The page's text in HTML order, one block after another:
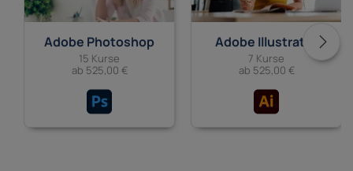
Adobe Photoshop
15 Kurse
ab 525,00 €
Adobe Illustrator
7 Kurse
ab 525,00 €